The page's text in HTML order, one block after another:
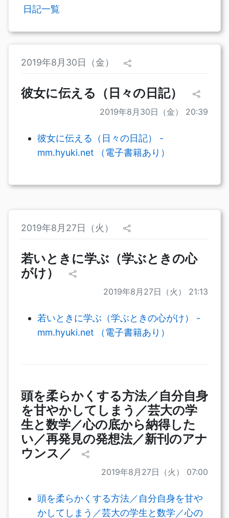
日記一覧
2019年8月30日（金）
彼女に伝える（日々の日記）
2019年8月30日（金） 20:39
彼女に伝える（日々の日記） -
mm.hyuki.net （電子書籍あり）
2019年8月27日（火）
若いときに学ぶ（学ぶときの心
がけ）
2019年8月27日（火） 21:13
若いときに学ぶ（学ぶときの心がけ） -
mm.hyuki.net （電子書籍あり）
頭を柔らかくする方法／自分自身
を甘やかしてしまう／芸大の学
生と数学／心の底から納得した
い／再発見の発想法／新刊のアナ
ウンス／
2019年8月27日（火） 07:00
頭を柔らかくする方法／自分自身を甘や
かしてしまう／芸大の学生と数学／心の